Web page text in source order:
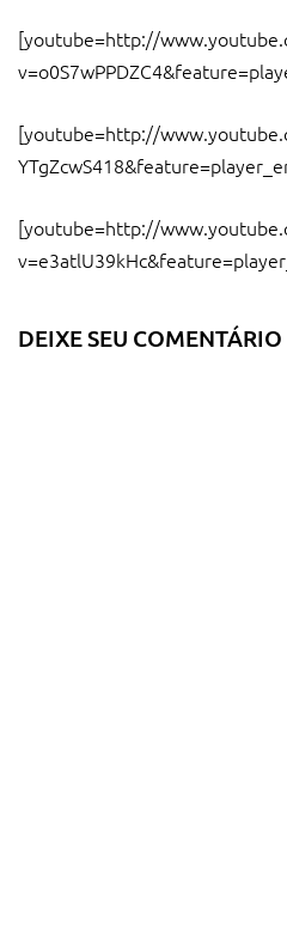
[youtube=http://
[youtube=http://
[youtube=http://
DEIXE SEU COMENTÁRIO